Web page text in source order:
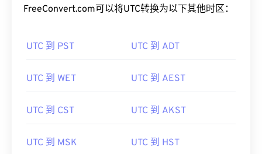
FreeConvert.com可以将UTC转换为以下其他时区：
UTC 到 PST UTC 到 ADT
UTC 到 WET UTC 到 AEST
UTC 到 CST UTC 到 AKST
UTC 到 MSK UTC 到 HST